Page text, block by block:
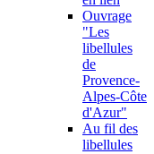
Ouvrage
"Les
libellules
de
Provence-
Alpes-Côte
d'Azur"
Au fil des
libellules